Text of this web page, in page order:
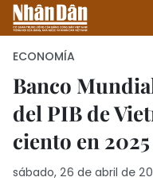
ECONOMÍA
Banco
del PIB de
ciento en 2025
sábado, 26 de abril de